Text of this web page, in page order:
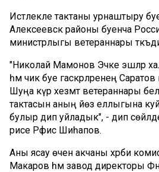
Истәлекле тактаны урнаштыру
Алексеевск районы буенча
министрлыгы ветераннары
"Николай Мамонов Эчке эшләр
һәм чик буе гаскәрләренең Саратов
Шуңа күрә хезмәт ветераннары
тактасын аның йөз еллыгына
булыр дип уйладык", - дип
рәисе Рәфис Шиһапов.
Аны ясау өчен акчаны хәрби
Макаров һәм завод директоры